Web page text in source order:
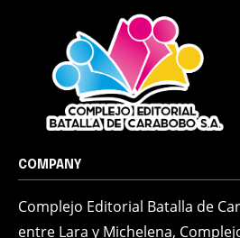
COMPANY
Complejo Editorial Batalla de
entre Lara y Michelena,